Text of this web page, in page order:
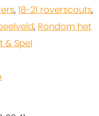
, 18-21 roverscouts,
, Rondom het
& Spel